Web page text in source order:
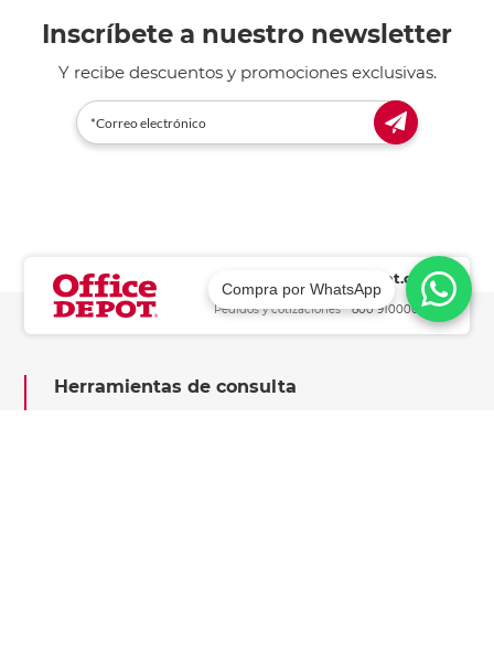
Inscríbete a nuestro newsletter
Y recibe descuentos y promociones exclusivas.
sclientescr@officedepot.co.cr
Asesoría *2208 4000
Pedidos y cotizaciones *800 9100000
Herramientas de consulta
Compra por WhatsApp